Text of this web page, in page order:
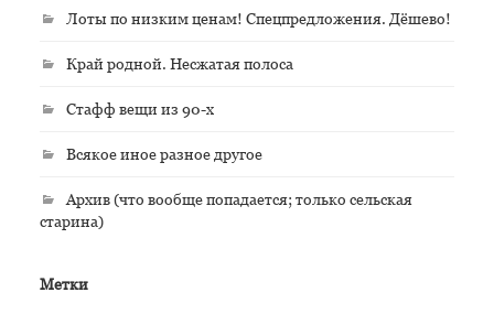
Лоты по низким ценам! Спецпредложения. Дёшево!
Край родной. Несжатая полоса
Стафф вещи из 90-х
Всякое иное разное другое
Архив (что вообще попадается; только сельская
старина)
Метки